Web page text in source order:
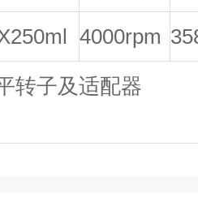
4000rpm
转子及适配器